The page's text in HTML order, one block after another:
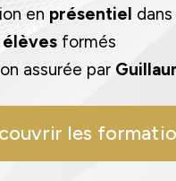
en présentiel
formés
assurée par
les